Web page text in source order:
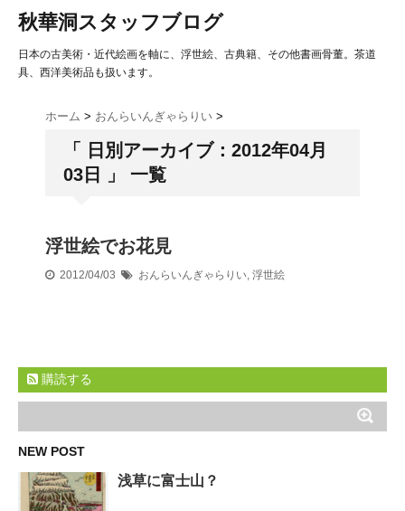
秋華洞スタッフブログ
日本の古美術・近代絵画を軸に、浮世絵、古典籍、その他書画骨董。茶道
具、西洋美術品も扱います。
ホーム > おんらいんぎゃらりい >
「 日別アーカイブ：2012年04月
03日 」 一覧
浮世絵でお花見
2012/04/03 おんらいんぎゃらりい, 浮世絵
購読する
NEW POST
浅草に富士山？